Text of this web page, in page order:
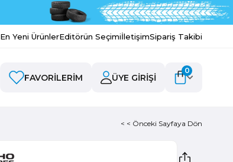
En Yeni ÜrünlerEditörün SeçimiİletişimSipariş Takibi
FAVORILERIM ÜYE GIRIŞI
0
< < Önceki Sayfaya Dön